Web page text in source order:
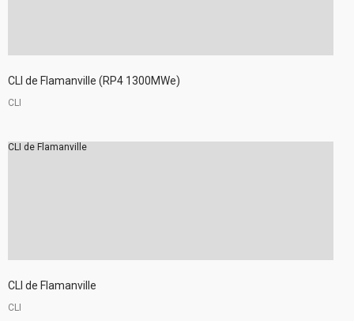
CLI de Flamanville (RP4 1300MWe)
CLI
CLI de Flamanville
CLI de Flamanville
CLI